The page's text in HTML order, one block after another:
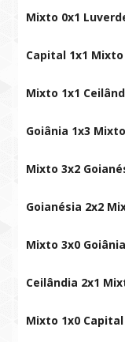
Mixto 0x1
Capital 1x1 Mixto
Mixto 1x1
Goiânia 1x3 Mixto
Mixto 3x2
Goianésia 2x2
Mixto 3x0 Goiânia
Ceilândia 2x1
Mixto 1x0